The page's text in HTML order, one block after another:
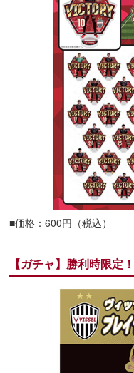
■価格：600円（税込）
【ガチャ】勝利時限定